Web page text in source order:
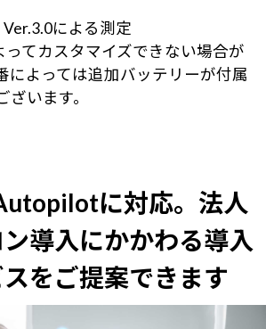
による測定
てカスタマイズできない場合が
によっては追加バッテリーが付属
ざいます。
に対応。 法人
導入にかかわる導入
をご提案できます